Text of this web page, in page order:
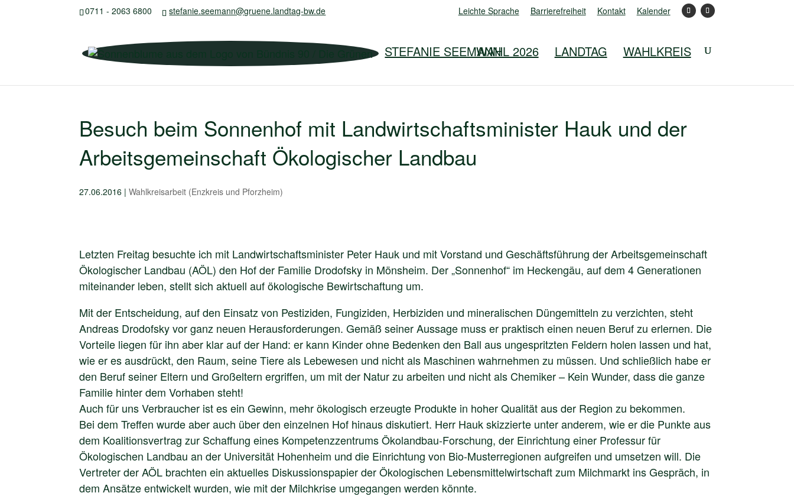
0711 - 2063 6800 stefanie.seemann@gruene.landtag-bw.de Leichte Sprache Barrierefreiheit Kontakt Kalender
STEFANIE SEEMANNWAHL 2026 LANDTAG WAHLKREIS
Besuch beim Sonnenhof mit Landwirtschaftsminister Hauk und der
Arbeitsgemeinschaft Ökologischer Landbau
27.06.2016 |Wahlkreisarbeit (Enzkreis und Pforzheim)
Letzten Freitag besuchte ich mit Landwirtschaftsminister Peter Hauk und mit Vorstand und Geschäftsführung der Arbeitsgemeinschaft
Ökologischer Landbau (AÖL) den Hof der Familie Drodofsky in Mönsheim. Der „Sonnenhof“ im Heckengäu, auf dem 4 Generationen
miteinander leben, stellt sich aktuell auf ökologische Bewirtschaftung um.
Mit der Entscheidung, auf den Einsatz von Pestiziden, Fungiziden, Herbiziden und mineralischen Düngemitteln zu verzichten, steht
Andreas Drodofsky vor ganz neuen Herausforderungen. Gemäß seiner Aussage muss er praktisch einen neuen Beruf zu erlernen. Die
Vorteile liegen für ihn aber klar auf der Hand: er kann Kinder ohne Bedenken den Ball aus ungespritzten Feldern holen lassen und hat,
wie er es ausdrückt, den Raum, seine Tiere als Lebewesen und nicht als Maschinen wahrnehmen zu müssen. Und schließlich habe er
den Beruf seiner Eltern und Großeltern ergriffen, um mit der Natur zu arbeiten und nicht als Chemiker – Kein Wunder, dass die ganze
Familie hinter dem Vorhaben steht!
Auch für uns Verbraucher ist es ein Gewinn, mehr ökologisch erzeugte Produkte in hoher Qualität aus der Region zu bekommen.
Bei dem Treffen wurde aber auch über den einzelnen Hof hinaus diskutiert. Herr Hauk skizzierte unter anderem, wie er die Punkte aus
dem Koalitionsvertrag zur Schaffung eines Kompetenzzentrums Ökolandbau-Forschung, der Einrichtung einer Professur für
Ökologischen Landbau an der Universität Hohenheim und die Einrichtung von Bio-Musterregionen aufgreifen und umsetzen will. Die
Vertreter der AÖL brachten ein aktuelles Diskussionspapier der Ökologischen Lebensmittelwirtschaft zum Milchmarkt ins Gespräch, in
dem Ansätze entwickelt wurden, wie mit der Milchkrise umgegangen werden könnte.